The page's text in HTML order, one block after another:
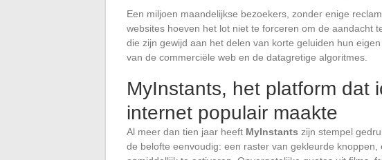
Een miljoen maandelijkse bezoekers, zonder enige
websites hoeven het lot niet te forceren om de aandacht
die zijn gewijd aan het delen van korte geluiden hun
van de commerciële web en de datagretige algoritmes.
MyInstants, het platform dat
internet populair maakte
Al meer dan tien jaar heeft MyInstants zijn stempel
de belofte eenvoudig: een raster van gekleurde knoppen,